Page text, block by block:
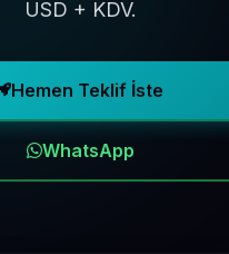
USD + KDV.
Hemen Teklif İste
WhatsApp